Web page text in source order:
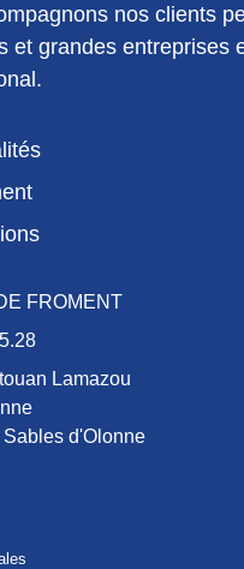
nos clients
et grandes entreprises
FROMENT
Lamazou
d'Olonne